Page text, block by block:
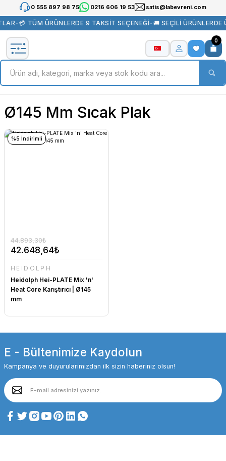
0 555 897 98 75 0216 606 19 53 satis@labevreni.com
•💳 TÜM ÜRÜNLERDE 9 TAKSİT SEÇENEĞİ•🚚 SEÇİLİ ÜRÜNLERDE
0
Ø145 Mm Sıcak Plak
%5 İndirimli
42.648,64₺
44.893,30₺
HEIDOLPH
Heidolph Hei-PLATE Mix 'n'
Heat Core Karıştırıcı | Ø145
mm
E - Bültenimize Kaydolun
Kampanya ve duyurularımızdan ilk sizin haberiniz olsun!